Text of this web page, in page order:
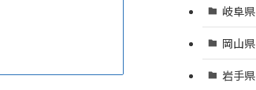
岐阜県
岡山県
岩手県